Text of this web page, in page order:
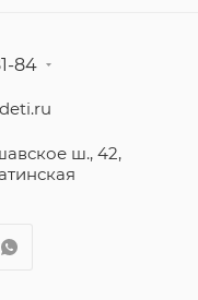
84
ш., 42,